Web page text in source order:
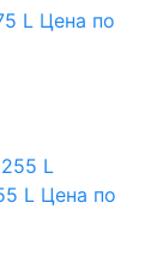
L Цена по
L Цена по